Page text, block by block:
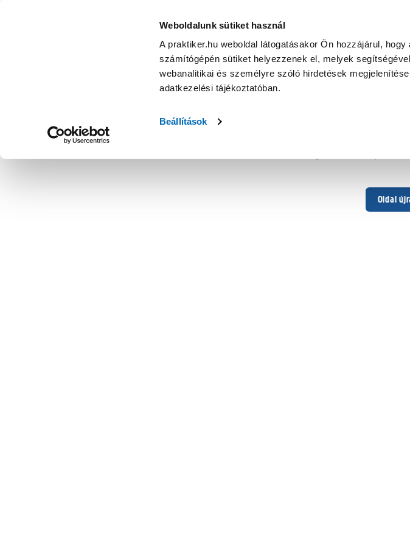
Weboldalunk sütiket használ
A praktiker.hu weboldal látogatásakor Ön hozzájárul,
számítógépén sütiket helyezzenek el, melyek
webanalitikai és személyre szóló hirdetések
adatkezelési tájékoztatóban.
Beállítások
Oldal